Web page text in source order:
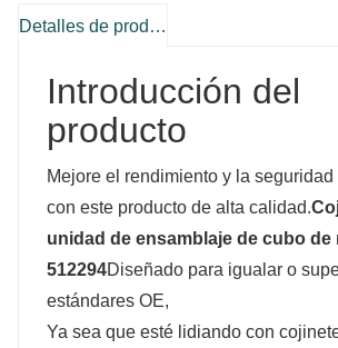
Detalles de producto
Introducción del
producto
Mejore el rendimiento y la
con este producto de alta calidad.
unidad de ensamblaje de cubo de
512294Diseñado para igualar o
estándares OE,
Ya sea que esté lidiando con